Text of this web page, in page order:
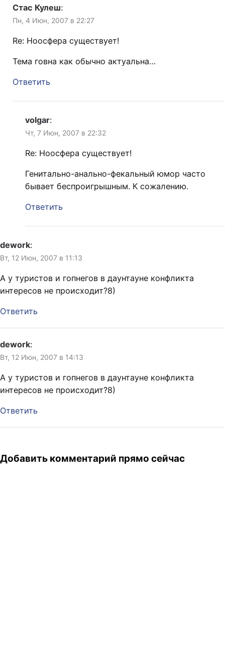
Стас Кулеш:
Пн, 4 Июн, 2007 в 22:27
Re: Ноосфера существует!
Тема говна как обычно актуальна…
Ответить
volgar:
Чт, 7 Июн, 2007 в 22:32
Re: Ноосфера существует!
Генитально-анально-фекальный юмор часто
бывает беспроигрышным. К сожалению.
Ответить
dework:
Вт, 12 Июн, 2007 в 11:13
А у туристов и гопнегов в даунтауне конфликта
интересов не происходит?8)
Ответить
dework:
Вт, 12 Июн, 2007 в 14:13
А у туристов и гопнегов в даунтауне конфликта
интересов не происходит?8)
Ответить
Добавить комментарий прямо сейчас